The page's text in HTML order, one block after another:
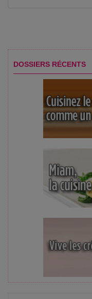
DOSSIERS RÉCENTS